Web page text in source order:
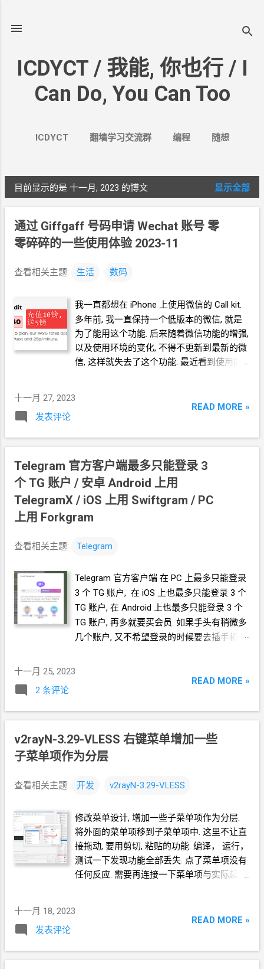
ICDYCT / 我能, 你也行 / I
Can Do, You Can Too
ICDYCT 翻墙学习交流群 编程 随想
博
文
目前显示的是 十一月, 2023 的博文 显示全部
通过 Giffgaff 号码申请 Wechat 账号 零
零碎碎的一些使用体验 2023-11
查看相关主题: 生活 数码
我一直都想在 iPhone 上使用微信的 Call kit.
多年前, 我一直保持一个低版本的微信, 就是
为了能用这个功能. 后来随着微信功能的增强,
以及使用环境的变化, 不得不更新到最新的微
信, 这样就失去了这个功能. 最近看到使用国
十一月 27, 2023
发表评论
READ MORE »
Telegram 官方客户端最多只能登录 3
个 TG 账户 / 安卓 Android 上用
TelegramX / iOS 上用 Swiftgram / PC
上用 Forkgram
查看相关主题: Telegram
Telegram 官方客户端 在 PC 上最多只能登录
3 个 TG 账户, 在 iOS 上也最多只能登录 3 个
TG 账户, 在 Android 上也最多只能登录 3 个
TG 账户, 再多就要买会员. 如果手头有稍微多
几个账户, 又不希望登录的时候要去插手机卡
十一月 25, 2023
2 条评论
READ MORE »
v2rayN-3.29-VLESS 右键菜单增加一些
子菜单项作为分层
查看相关主题: 开发 v2rayN-3.29-VLESS
修改菜单设计, 增加一些子菜单项作为分层.
将外面的菜单项移到子菜单项中. 这里不让直
接拖动, 要用剪切, 粘贴的功能. 编译， 运行，
测试一下发现功能全部丢失. 点了菜单项没有
任何反应. 需要再连接一下菜单项与实际起作
十一月 18, 2023
发表评论
READ MORE »